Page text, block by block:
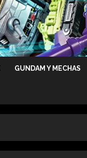
GUNDAM Y MECHAS